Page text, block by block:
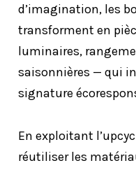
d’imagination, les
transforment en
luminaires,
saisonnières — qui
signature
En exploitant
réutiliser les